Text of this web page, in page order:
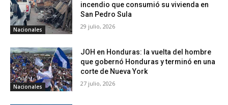
Nacionales
incendio que consumió su vivienda en
San Pedro Sula
29 julio, 2026
Nacionales
JOH en Honduras: la vuelta del hombre
que gobernó Honduras y terminó en una
corte de Nueva York
27 julio, 2026